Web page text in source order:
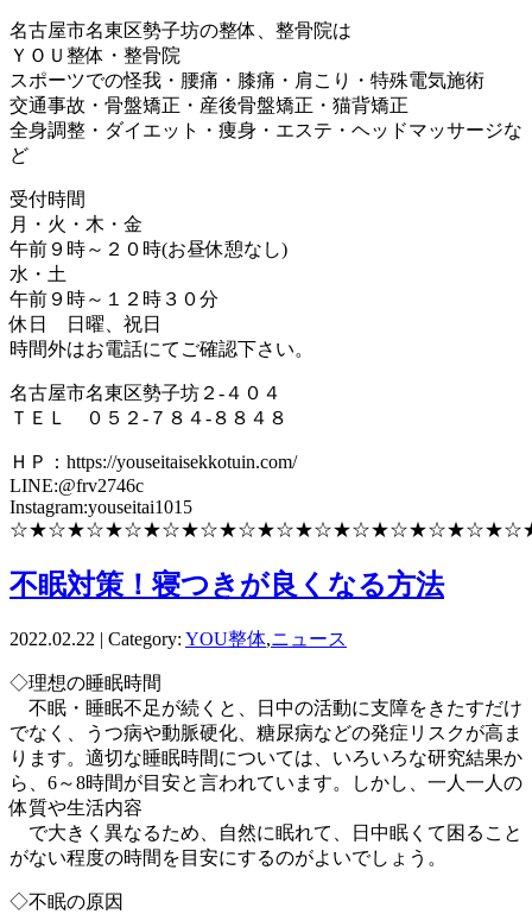
名古屋市名東区勢子坊の整体、整骨院は
ＹＯＵ整体・整骨院
スポーツでの怪我・腰痛・膝痛・肩こり・特殊電気施術
交通事故・骨盤矯正・産後骨盤矯正・猫背矯正
全身調整・ダイエット・痩身・エステ・ヘッドマッサージな
ど
受付時間
月・火・木・金
午前９時～２０時(お昼休憩なし)
水・土
午前９時～１２時３０分
休日 日曜、祝日
時間外はお電話にてご確認下さい。
名古屋市名東区勢子坊２-４０４
ＴＥＬ ０５２-７８４-８８４８
ＨＰ：https://youseitaisekkotuin.com/
LINE:@frv2746c
Instagram:youseitai1015
不眠対策！寝つきが良くなる方法
2022.02.22 | Category: YOU整体,ニュース
◇理想の睡眠時間
不眠・睡眠不足が続くと、日中の活動に支障をきたすだけ
でなく、うつ病や動脈硬化、糖尿病などの発症リスクが高ま
ります。適切な睡眠時間については、いろいろな研究結果か
ら、6～8時間が目安と言われています。しかし、一人一人の
体質や生活内容
で大きく異なるため、自然に眠れて、日中眠くて困ること
がない程度の時間を目安にするのがよいでしょう。
◇不眠の原因